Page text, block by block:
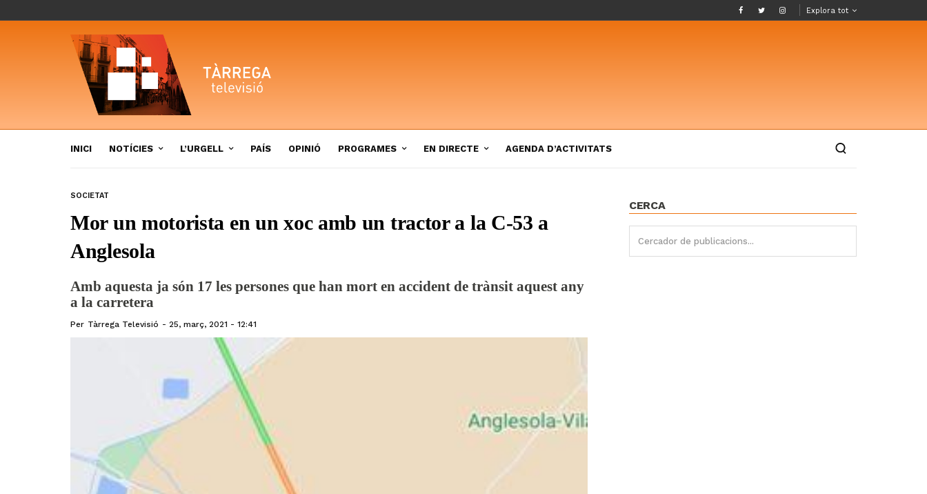
Explora tot
INICI NOTÍCIES L’URGELL PAÍS OPINIÓ PROGRAMES EN DIRECTE AGENDA D’ACTIVITATS
SOCIETAT
Mor un motorista en un xoc amb un tractor a la C-53 a
Anglesola
Amb aquesta ja són 17 les persones que han mort en accident de trànsit aquest any
a la carretera
Per Tàrrega Televisió 25, març, 2021 - 12:41
CERCA